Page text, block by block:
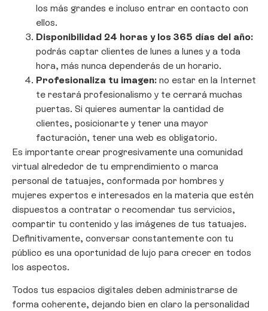
los más grandes e incluso entrar en contacto con
ellos.
Disponibilidad 24 horas y los 365 días del año:
podrás captar clientes de lunes a lunes y a toda
hora, más nunca dependerás de un horario.
Profesionaliza tu imagen: no estar en la Internet
te restará profesionalismo y te cerrará muchas
puertas. Si quieres aumentar la cantidad de
clientes, posicionarte y tener una mayor
facturación, tener una web es obligatorio.
Es importante crear progresivamente una comunidad
virtual alrededor de tu emprendimiento o marca
personal de tatuajes, conformada por hombres y
mujeres expertos e interesados en la materia que estén
dispuestos a contratar o recomendar tus servicios,
compartir tu contenido y las imágenes de tus tatuajes.
Definitivamente, conversar constantemente con tu
público es una oportunidad de lujo para crecer en todos
los aspectos.
Todos tus espacios digitales deben administrarse de
forma coherente, dejando bien en claro la personalidad